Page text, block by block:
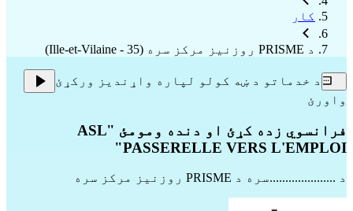
کار
د PRISME روزنیز مرکز سره (35 - Ille-et-Vilaine)
د خدماتو د ښه کولو لپاره واړندیز ورکړئ
واورئ
فرانسوي زده کړئ او دنده ومومئ "ASL
PASSERELLE VERS L'EMPLOI"
د .....................سره د PRISME روزنیز مرکز سره